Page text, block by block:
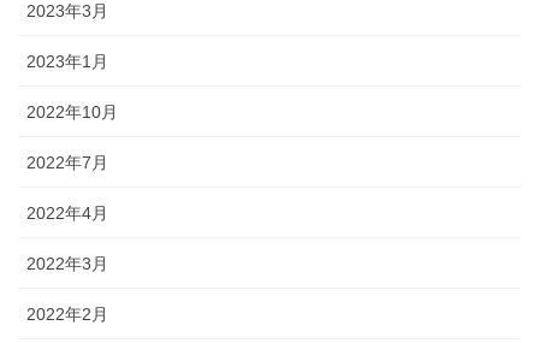
2023年3月
2023年1月
2022年10月
2022年7月
2022年4月
2022年3月
2022年2月